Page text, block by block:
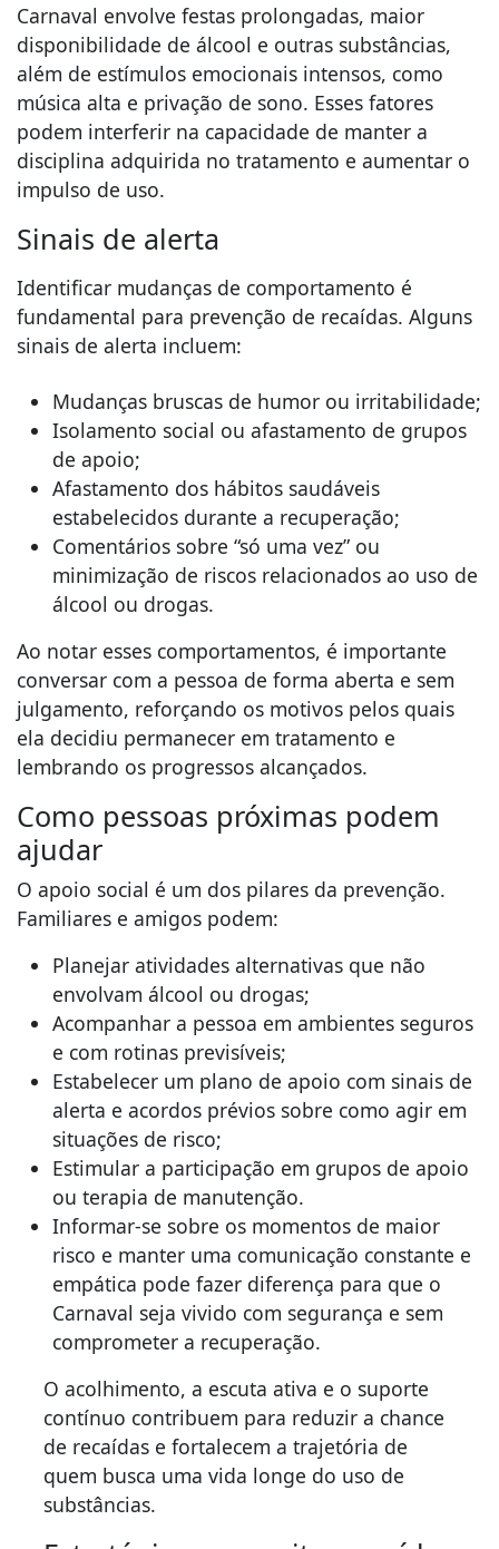
Carnaval envolve festas prolongadas, maior
disponibilidade de álcool e outras substâncias,
além de estímulos emocionais intensos, como
música alta e privação de sono. Esses fatores
podem interferir na capacidade de manter a
disciplina adquirida no tratamento e aumentar o
impulso de uso.
Sinais de alerta
Identificar mudanças de comportamento é
fundamental para prevenção de recaídas. Alguns
sinais de alerta incluem:
Mudanças bruscas de humor ou irritabilidade;
Isolamento social ou afastamento de grupos
de apoio;
Afastamento dos hábitos saudáveis
estabelecidos durante a recuperação;
Comentários sobre “só uma vez” ou
minimização de riscos relacionados ao uso de
álcool ou drogas.
Ao notar esses comportamentos, é importante
conversar com a pessoa de forma aberta e sem
julgamento, reforçando os motivos pelos quais
ela decidiu permanecer em tratamento e
lembrando os progressos alcançados.
Como pessoas próximas podem
ajudar
O apoio social é um dos pilares da prevenção.
Familiares e amigos podem:
Planejar atividades alternativas que não
envolvam álcool ou drogas;
Acompanhar a pessoa em ambientes seguros
e com rotinas previsíveis;
Estabelecer um plano de apoio com sinais de
alerta e acordos prévios sobre como agir em
situações de risco;
Estimular a participação em grupos de apoio
ou terapia de manutenção.
Informar-se sobre os momentos de maior
risco e manter uma comunicação constante e
empática pode fazer diferença para que o
Carnaval seja vivido com segurança e sem
comprometer a recuperação.
O acolhimento, a escuta ativa e o suporte
contínuo contribuem para reduzir a chance
de recaídas e fortalecem a trajetória de
quem busca uma vida longe do uso de
substâncias.